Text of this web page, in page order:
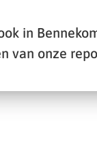
in
van onze